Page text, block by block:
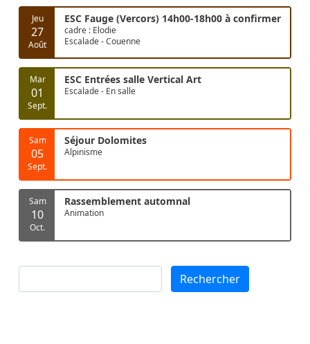
Jeu
27
Août
ESC Fauge (Vercors) 14h00-18h00 à confirmer
cadre : Elodie
Escalade - Couenne
Mar
01
Sept.
ESC Entrées salle Vertical Art
Escalade - En salle
Sam
05
Sept.
Séjour Dolomites
Alpinisme
Sam
10
Oct.
Rassemblement automnal
Animation
Rechercher Rechercher